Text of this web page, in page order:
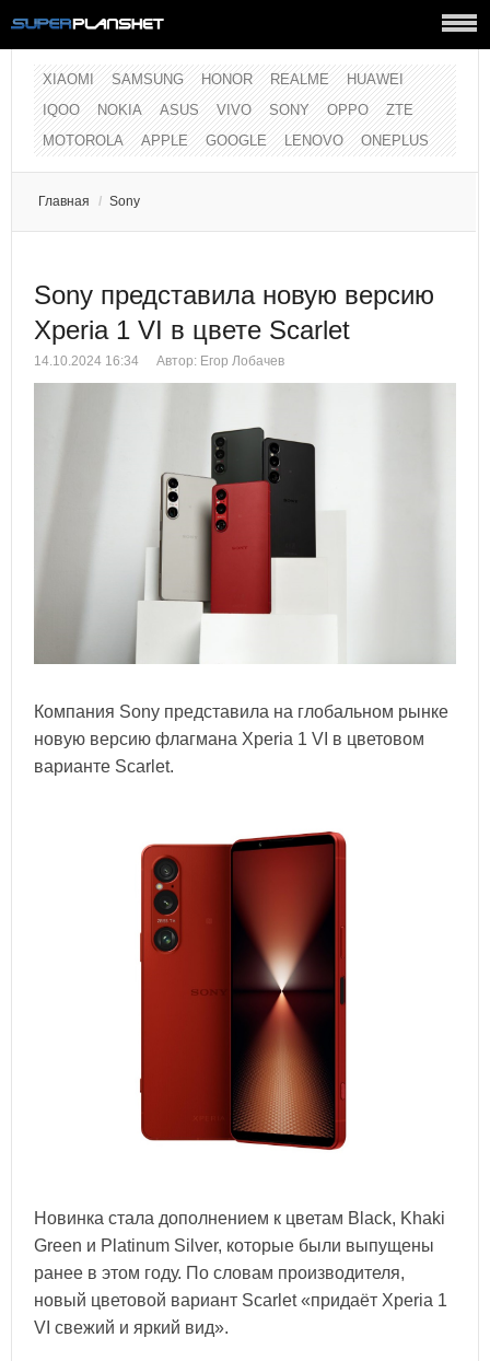
XIAOMI SAMSUNG HONOR REALME
HUAWEI
IQOO
NOKIA ASUS VIVO SONY OPPO
ZTE
MOTOROLA
APPLE GOOGLE LENOVO ONEPLUS
Главная / Sony
Sony представила новую версию
Xperia 1 VI в цвете Scarlet
14.10.2024 16:34 Автор: Егор Лобачев
Компания Sony представила на глобальном рынке
новую версию флагмана Xperia 1 VI в цветовом
варианте Scarlet.
Новинка стала дополнением к цветам Black, Khaki
Green и Platinum Silver, которые были выпущены
ранее в этом году. По словам производителя,
новый цветовой вариант Scarlet «придаёт Xperia 1
VI свежий и яркий вид».